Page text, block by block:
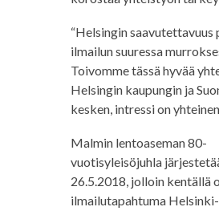
“Helsingin saavutettavuus
ilmailun suuressa
Toivomme tässä hyvää
Helsingin kaupungin ja
kesken, intressi on
Malmin lentoaseman 80-
vuotisyleisöjuhla
26.5.2018, jolloin kentällä
ilmailutapahtuma